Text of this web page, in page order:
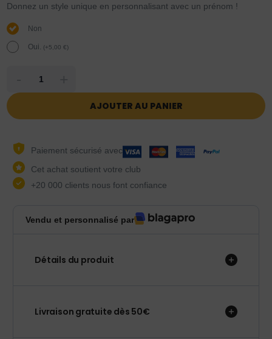
Donnez un style unique en personnalisant avec un prénom !
Non
Oui. (+5,00€)
AJOUTER AU PANIER
Paiement sécurisé avec
Cet achat soutient votre club
+20 000 clients nous font confiance
Vendu et personnalisé par
Détails du produit
Livraison gratuite dès 50€